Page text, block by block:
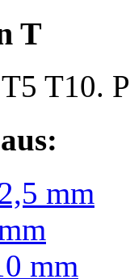
T
T10.
mm
mm